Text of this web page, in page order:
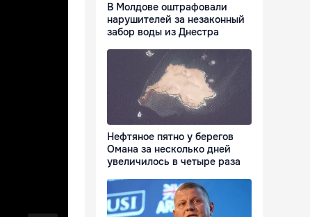
В Молдове оштрафовали
нарушителей за незаконный
забор воды из Днестра
Нефтяное пятно у берегов
Омана за несколько дней
увеличилось в четыре раза